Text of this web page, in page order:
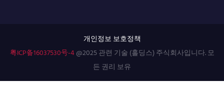
개인정보 보호정책
粤ICP备16037530号-4@2025 관련 기술 (홀딩스) 주식회사입니다. 모
든 권리 보유